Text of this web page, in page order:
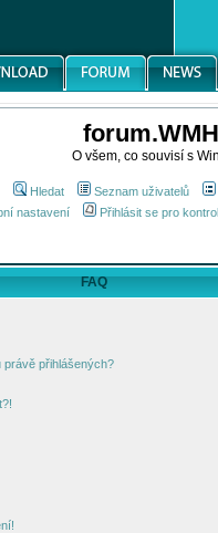
O všem, co souvisí s
Hledat Seznam uživatelů
nastavení
Přihlásit se pro
FAQ
právě přihlášených?